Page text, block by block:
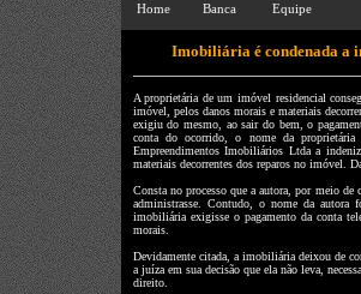
Home Banca Equipe
Imobiliária é condenada a
A proprietária de um imóvel residencial
imóvel, pelos danos morais e materiais
exigiu do mesmo, ao sair do bem, o
conta do ocorrido, o nome da
Empreendimentos Imobiliários Ltda a
materiais decorrentes dos reparos no imóvel.
Consta no processo que a autora, por meio
administrasse. Contudo, o nome da
imobiliária exigisse o pagamento da conta
morais.
Devidamente citada, a imobiliária deixou de
a juíza em sua decisão que ela não leva,
direito.